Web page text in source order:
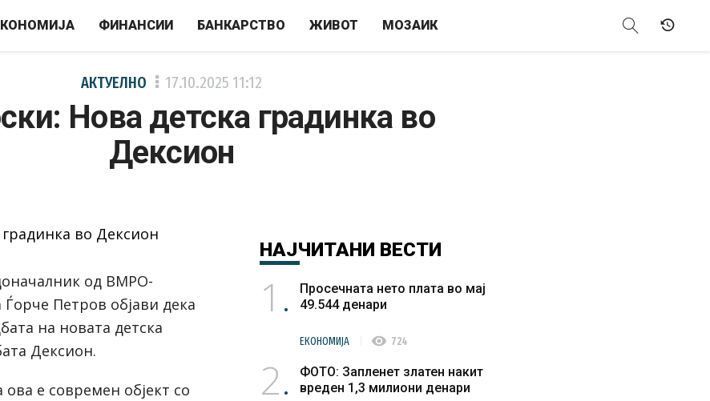
ФИНАНСИИ БАНКАРСТВО ЖИВОТ МОЗАИК
АКТУЕЛНО 17.10.2025 11:12
Нова детска градинка во
Дексион
од ВМРО-
Петров објави дека
на новата детска
Дексион.
е современ објект со
НАЈЧИТАНИ ВЕСТИ
1
Просечната нето плата во мај
49.544 денари
ЕКОНОМИЈА visibility 724
2
ФОТО: Запленет златен накит
вреден 1,3 милиони денари